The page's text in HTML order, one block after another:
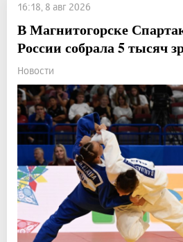
16:18, 8 авг 2026
В Магнитогорске
России собрала 5 тысяч
Новости